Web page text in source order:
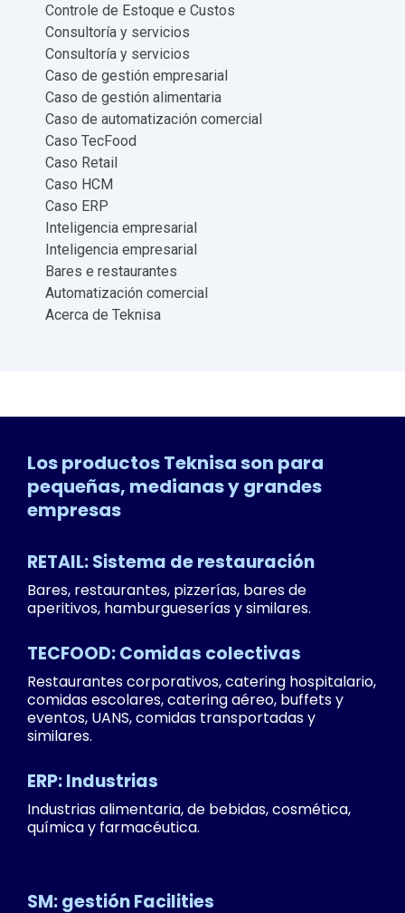
Controle de Estoque e Custos
Consultoría y servicios
Consultoría y servicios
Caso de gestión empresarial
Caso de gestión alimentaria
Caso de automatización comercial
Caso TecFood
Caso Retail
Caso HCM
Caso ERP
Inteligencia empresarial
Inteligencia empresarial
Bares e restaurantes
Automatización comercial
Acerca de Teknisa
Los productos Teknisa son para
pequeñas, medianas y grandes
empresas
RETAIL: Sistema de restauración
Bares, restaurantes, pizzerías, bares de
aperitivos, hamburgueserías y similares.
TECFOOD: Comidas colectivas
Restaurantes corporativos, catering hospitalario,
comidas escolares, catering aéreo, buffets y
eventos, UANS, comidas transportadas y
similares.
ERP: Industrias
Industrias alimentaria, de bebidas, cosmética,
química y farmacéutica.
SM: gestión Facilities